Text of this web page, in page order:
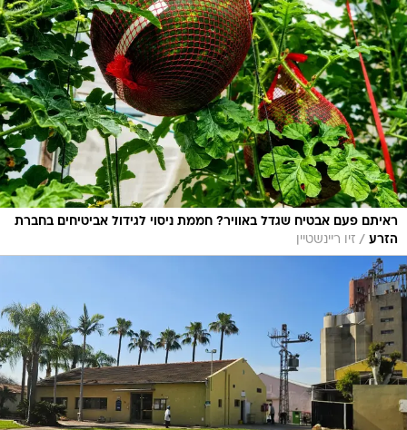
ראיתם פעם אבטיח שגדל באוויר? חממת ניסוי לגידול אביטיחים בחברת
הזרע / זיו ריינשטיין